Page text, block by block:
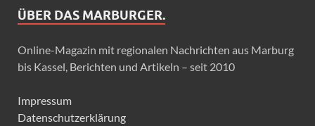
ÜBER DAS MARBURGER.
Online-Magazin mit regionalen Nachrichten aus Marburg
bis Kassel, Berichten und Artikeln – seit 2010
Impressum
Datenschutzerklärung